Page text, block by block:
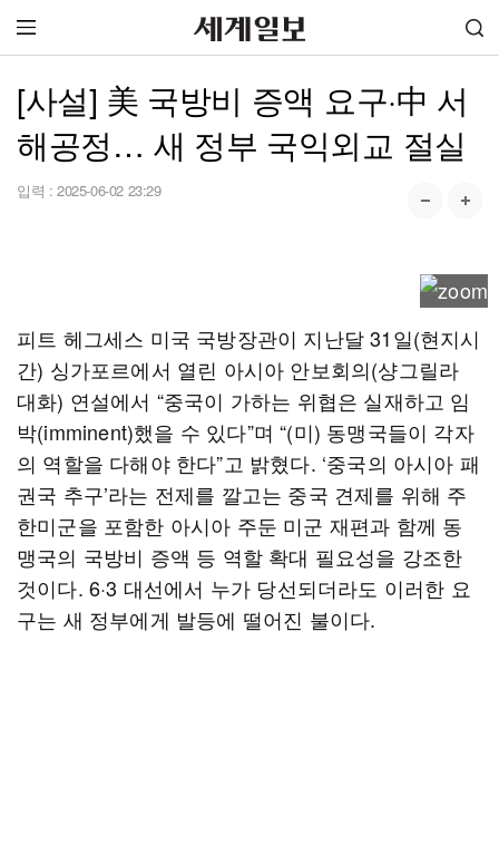
[사설] 美 국방비 증액 요구·中 서
해공정… 새 정부 국익외교 절실
입력 : 2025-06-02 23:29
피트 헤그세스 미국 국방장관이 지난달 31일(현지시
간) 싱가포르에서 열린 아시아 안보회의(샹그릴라
대화) 연설에서 “중국이 가하는 위협은 실재하고 임
박(imminent)했을 수 있다”며 “(미) 동맹국들이 각자
의 역할을 다해야 한다”고 밝혔다. ‘중국의 아시아 패
권국 추구’라는 전제를 깔고는 중국 견제를 위해 주
한미군을 포함한 아시아 주둔 미군 재편과 함께 동
맹국의 국방비 증액 등 역할 확대 필요성을 강조한
것이다. 6·3 대선에서 누가 당선되더라도 이러한 요
구는 새 정부에게 발등에 떨어진 불이다.